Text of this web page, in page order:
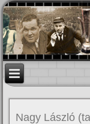
Nagy László